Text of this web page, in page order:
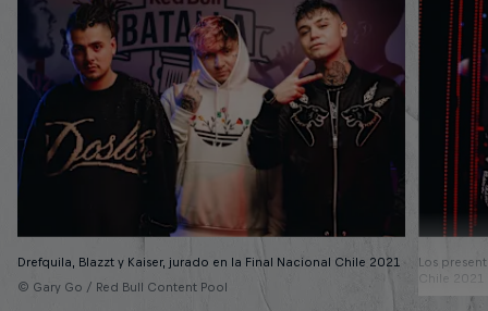
Drefquila, Blazzt y Kaiser, jurado en la Final Nacional Chile 2021
© Gary Go / Red Bull Content Pool
Los
Chile 2021
© Gary